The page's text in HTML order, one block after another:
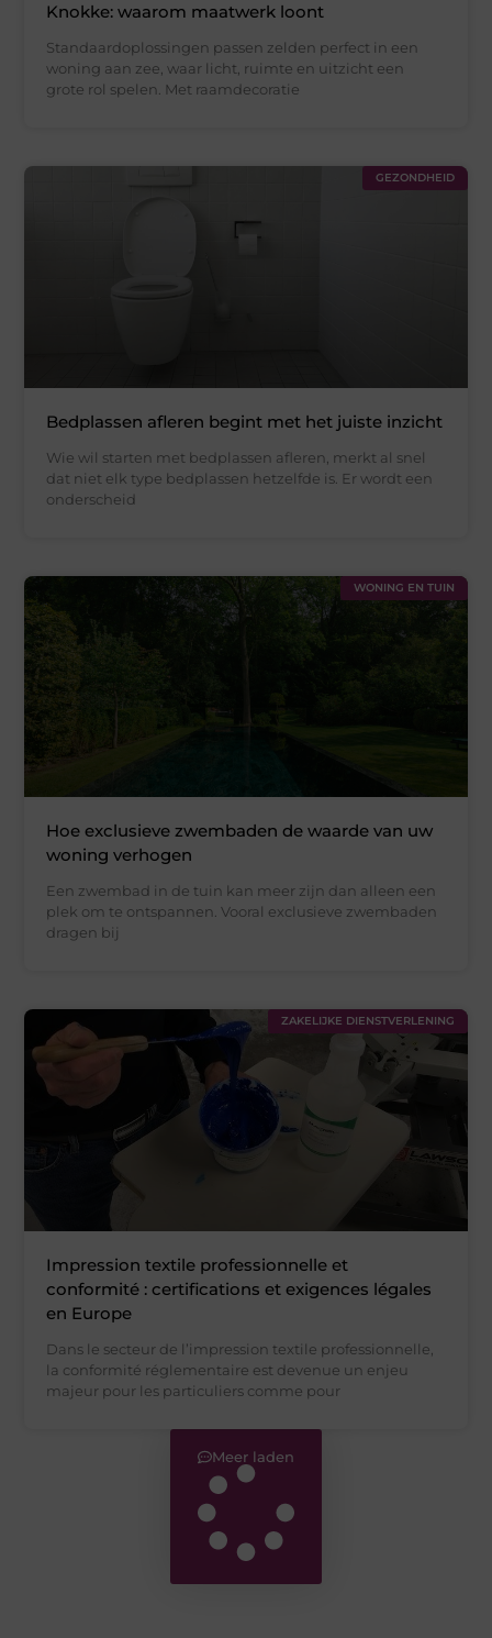
Knokke: waarom maatwerk loont
Standaardoplossingen passen zelden perfect in een
woning aan zee, waar licht, ruimte en uitzicht een
grote rol spelen. Met raamdecoratie
GEZONDHEID
Bedplassen afleren begint met het juiste inzicht
Wie wil starten met bedplassen afleren, merkt al snel
dat niet elk type bedplassen hetzelfde is. Er wordt een
onderscheid
WONING EN TUIN
Hoe exclusieve zwembaden de waarde van uw
woning verhogen
Een zwembad in de tuin kan meer zijn dan alleen een
plek om te ontspannen. Vooral exclusieve zwembaden
dragen bij
ZAKELIJKE DIENSTVERLENING
Impression textile professionnelle et
conformité : certifications et exigences légales
en Europe
Dans le secteur de l’impression textile professionnelle,
la conformité réglementaire est devenue un enjeu
majeur pour les particuliers comme pour
Meer laden